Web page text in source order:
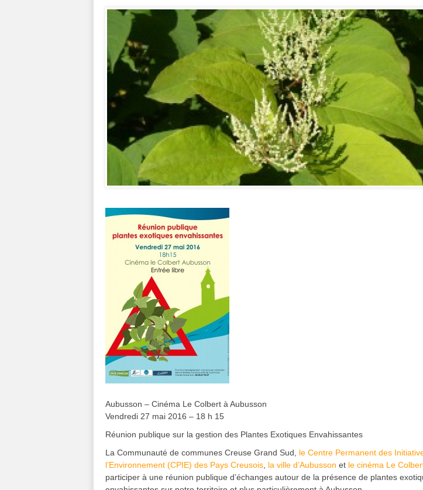
Aubusson – Cinéma Le Colbert à Aubusson
Vendredi 27 mai 2016 – 18 h 15
Réunion publique sur la gestion des Plantes Exotiques Envahissantes
La Communauté de communes Creuse Grand Sud, le Centre Permanent des
l’Environnement (CPIE) des Pays Creusois la ville d’Aubusson et le cinéma Le
participer à une réunion publique d’échanges autour de la présence de plantes